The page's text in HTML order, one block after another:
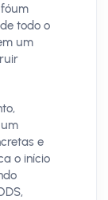
todo o
um
e
o início